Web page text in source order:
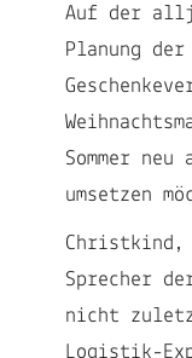
Auf der
Planung
Sommer
umsetzen
Christkind,
Sprecher
nicht
Logistik-